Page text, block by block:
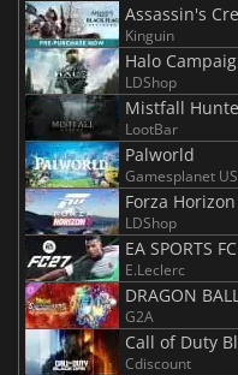
Assassin's
Kinguin
Halo
LDShop
Mistfall
LootBar
Palworld
Gamesplanet US
Forza
LDShop
EA SPORTS
E.Leclerc
G2A
Call of Duty
Cdiscount